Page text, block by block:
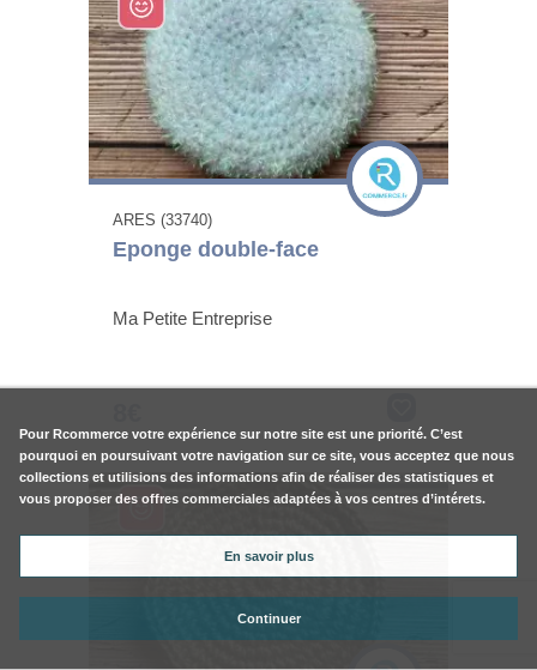
ARES (33740)
Eponge double-face
Ma Petite Entreprise
Pour Rcommerce votre expérience sur notre site est une priorité. C’est
pourquoi en poursuivant votre navigation sur ce site, vous acceptez que nous
collections et utilisions des informations afin de réaliser des statistiques et
vous proposer des offres commerciales adaptées à vos centres d’intérets.
En savoir plus
Continuer